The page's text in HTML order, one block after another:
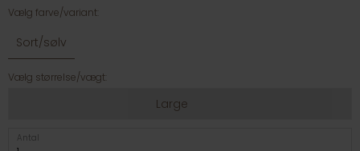
Vælg farve/variant:
Sort/sølv
Vælg størrelse/vægt:
Large
Antal